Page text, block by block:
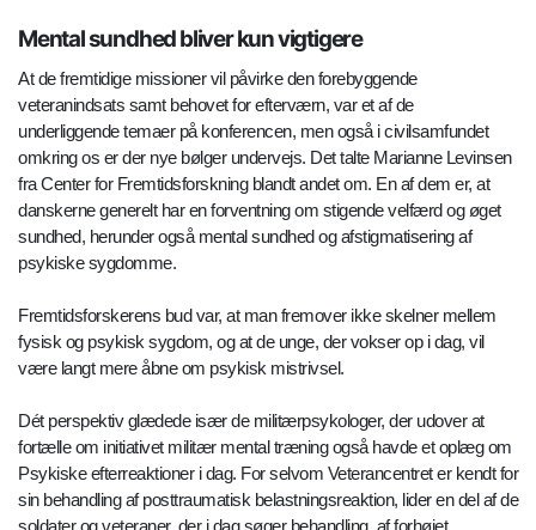
Mental sundhed bliver kun vigtigere
At de fremtidige missioner vil påvirke den forebyggende
veteranindsats samt behovet for efterværn, var et af de
underliggende temaer på konferencen, men også i civilsamfundet
omkring os er der nye bølger undervejs. Det talte Marianne Levinsen
fra Center for Fremtidsforskning blandt andet om. En af dem er, at
danskerne generelt har en forventning om stigende velfærd og øget
sundhed, herunder også mental sundhed og afstigmatisering af
psykiske sygdomme.
Fremtidsforskerens bud var, at man fremover ikke skelner mellem
fysisk og psykisk sygdom, og at de unge, der vokser op i dag, vil
være langt mere åbne om psykisk mistrivsel.
Dét perspektiv glædede især de militærpsykologer, der udover at
fortælle om initiativet militær mental træning også havde et oplæg om
Psykiske efterreaktioner i dag. For selvom Veterancentret er kendt for
sin behandling af posttraumatisk belastningsreaktion, lider en del af de
soldater og veteraner, der i dag søger behandling, af forhøjet